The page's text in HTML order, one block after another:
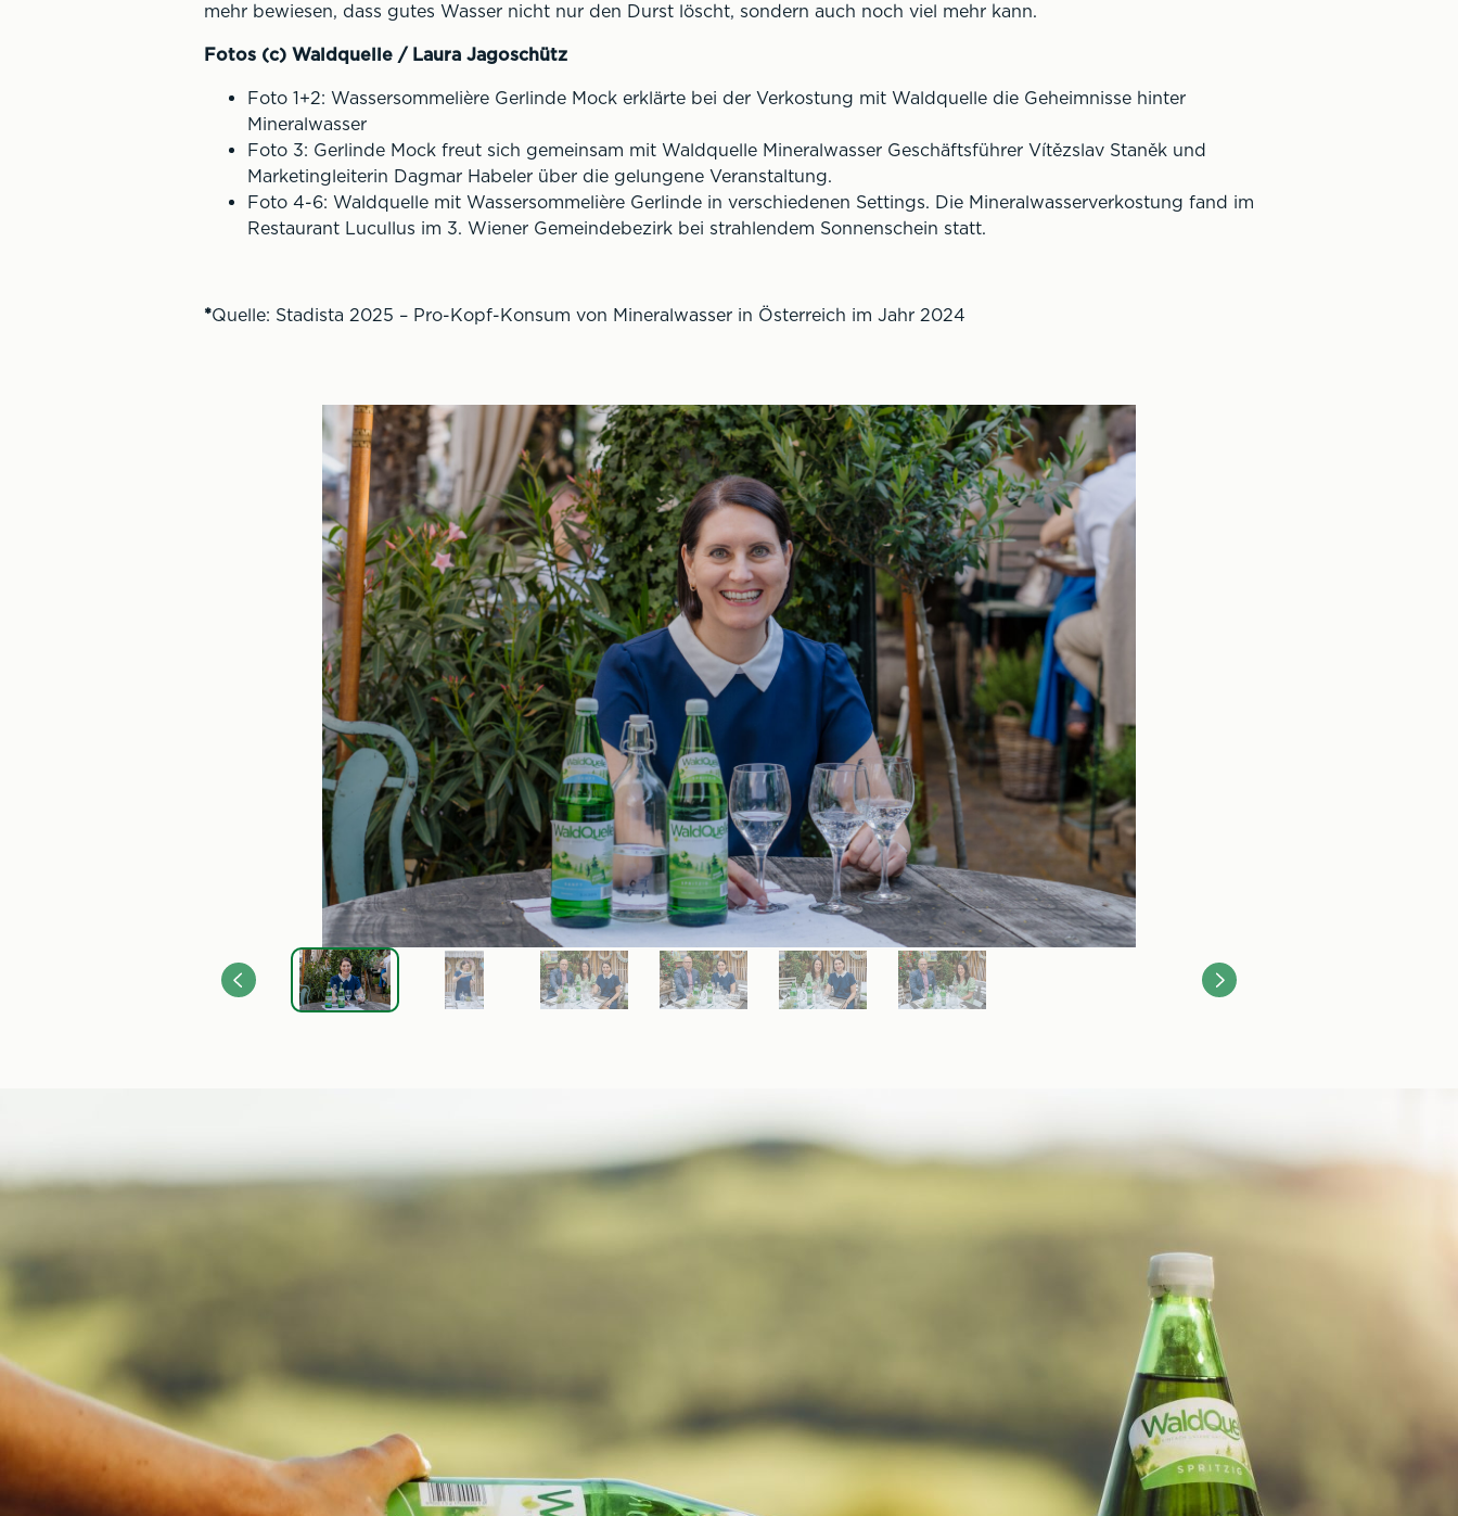
mehr bewiesen, dass gutes Wasser nicht nur den Durst löscht, sondern auch noch viel mehr kann.
Fotos (c) Waldquelle / Laura Jagoschütz
Foto 1+2: Wassersommelière Gerlinde Mock erklärte bei der Verkostung mit Waldquelle die Geheimnisse hinter
Mineralwasser
Foto 3: Gerlinde Mock freut sich gemeinsam mit Waldquelle Mineralwasser Geschäftsführer Vítězslav Staněk und
Marketingleiterin Dagmar Habeler über die gelungene Veranstaltung.
Foto 4-6: Waldquelle mit Wassersommelière Gerlinde in verschiedenen Settings. Die Mineralwasserverkostung fand im
Restaurant Lucullus im 3. Wiener Gemeindebezirk bei strahlendem Sonnenschein statt.
*Quelle: Stadista 2025 – Pro-Kopf-Konsum von Mineralwasser in Österreich im Jahr 2024